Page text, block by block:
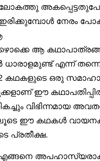
ലോകത്തു
നേരം
ആ
ധാരാളമുണ്ട് എന്ന്
കഥകളുടെ ഒരു
ഈ
വിഭിന്നമായ
ഈ കഥകൾ
പ്രതീക്ഷ.